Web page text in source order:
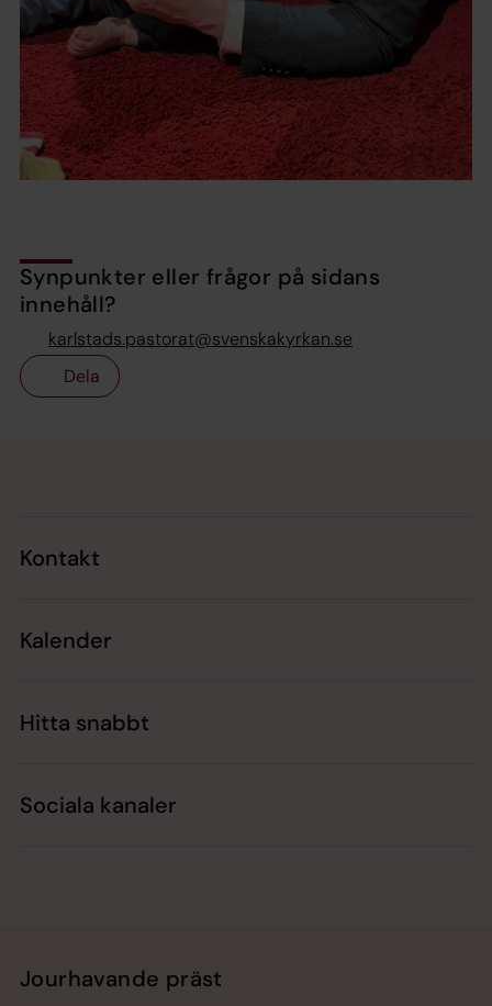
Synpunkter eller frågor på sidans
innehåll?
karlstads.pastorat@svenskakyrkan.se
Dela
Kontakt
Kalender
Hitta snabbt
Sociala kanaler
Jourhavande präst